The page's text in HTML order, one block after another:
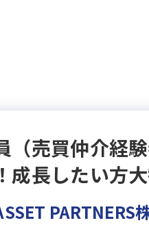
売買仲介経
成長したい方
PARTNERS